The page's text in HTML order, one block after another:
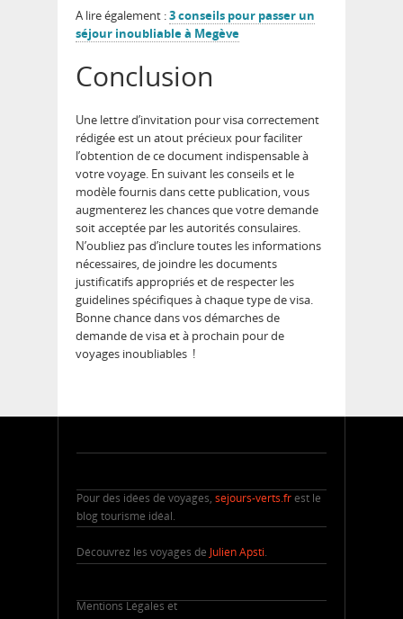
A lire également :3 conseils pour passer un
séjour inoubliable à Megève
Conclusion
Une lettre d’invitation pour visa correctement
rédigée est un atout précieux pour faciliter
l’obtention de ce document indispensable à
votre voyage. En suivant les conseils et le
modèle fournis dans cette publication, vous
augmenterez les chances que votre demande
soit acceptée par les autorités consulaires.
N’oubliez pas d’inclure toutes les informations
nécessaires, de joindre les documents
justificatifs appropriés et de respecter les
guidelines spécifiques à chaque type de visa.
Bonne chance dans vos démarches de
demande de visa et à prochain pour de
voyages inoubliables !
Pour des idées de voyages, sejours-verts.frest le
blog tourisme idéal.
Découvrez les voyages de Julien Apsti.
Mentions Légales et